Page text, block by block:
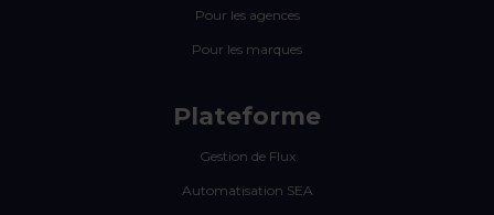
Pour les agences
Pour les marques
Plateforme
Gestion de Flux
Automatisation SEA